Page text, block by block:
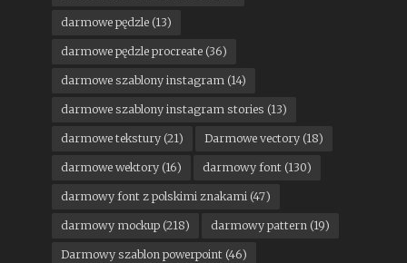
darmowe pędzle(13)
darmowe pędzle procreate(36)
darmowe szablony instagram(14)
darmowe szablony instagram stories (13)
darmowe tekstury(21) Darmowe vectory(18)
darmowe wektory(16) darmowy font(130)
darmowy font z polskimi znakami(47)
darmowy mockup(218) darmowy pattern(19)
Darmowy szablon powerpoint(46)